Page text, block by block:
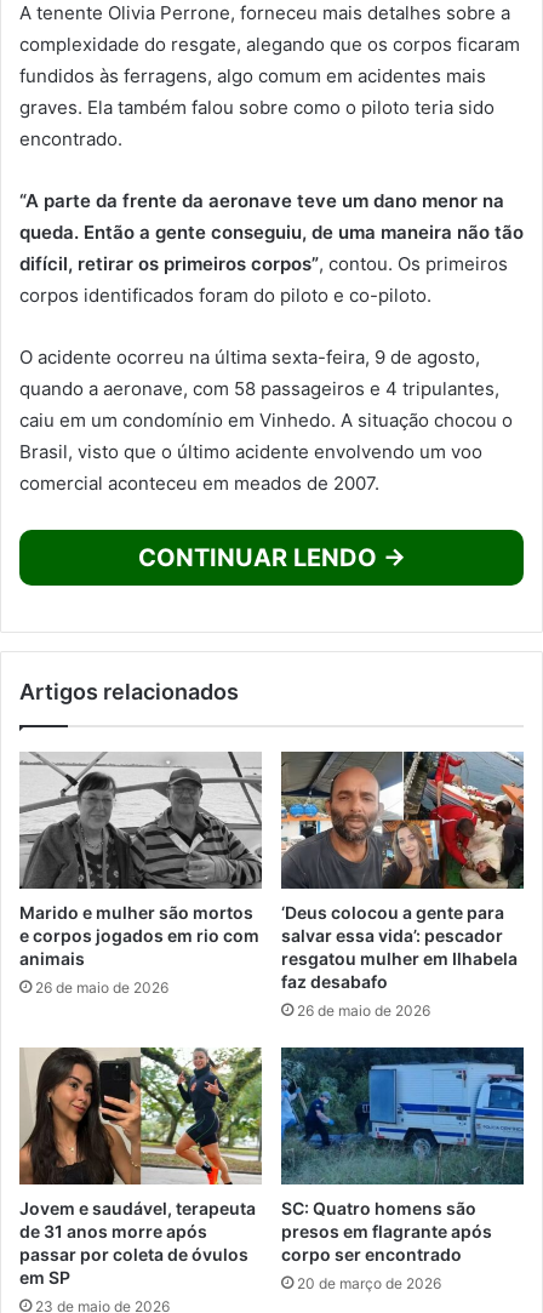
A tenente Olivia Perrone, forneceu mais detalhes sobre a
complexidade do resgate, alegando que os corpos ficaram
fundidos às ferragens, algo comum em acidentes mais
graves. Ela também falou sobre como o piloto teria sido
encontrado.
“A parte da frente da aeronave teve um dano menor na
queda. Então a gente conseguiu, de uma maneira não tão
difícil, retirar os primeiros corpos”, contou. Os primeiros
corpos identificados foram do piloto e co-piloto.
O acidente ocorreu na última sexta-feira, 9 de agosto,
quando a aeronave, com 58 passageiros e 4 tripulantes,
caiu em um condomínio em Vinhedo. A situação chocou o
Brasil, visto que o último acidente envolvendo um voo
comercial aconteceu em meados de 2007.
CONTINUAR LENDO →
Artigos relacionados
Marido e mulher são mortos
e corpos jogados em rio com
animais
26 de maio de 2026
‘Deus colocou a gente para
salvar essa vida’: pescador
resgatou mulher em Ilhabela
faz desabafo
26 de maio de 2026
Jovem e saudável, terapeuta
de 31 anos morre após
passar por coleta de óvulos
em SP
23 de maio de 2026
SC: Quatro homens são
presos em flagrante após
corpo ser encontrado
20 de março de 2026